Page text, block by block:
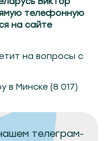
телефонную
на сайте
на вопросы с
в Минске (8 017)
телеграм-